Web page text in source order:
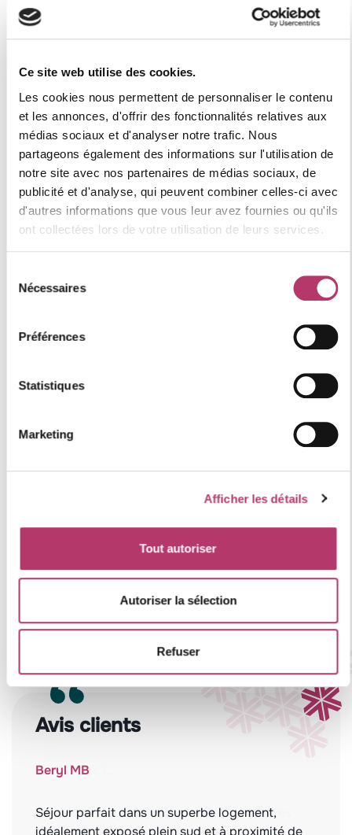
Ce site web utilise des cookies.
Les cookies nous permettent de personnaliser le contenu
et les annonces, d'offrir des fonctionnalités relatives aux
médias sociaux et d'analyser notre trafic. Nous
partageons également des informations sur l'utilisation de
notre site avec nos partenaires de médias sociaux, de
publicité et d'analyse, qui peuvent combiner celles-ci avec
d'autres informations que vous leur avez fournies ou qu'ils
ont collectées lors de votre utilisation de leurs services.
Nécessaires
Préférences
Statistiques
Marketing
Afficher les détails
Tout autoriser
Autoriser la sélection
Refuser
Catégorie : CONFORT
73257003888AK
Où se situe le logement
+
Les informations sur les risques auxquels ce bien est
exposé sont disponibles sur le site
Géorisqueshttps://www.georisques.gouv.fr.
Avis clients
Beryl MB
Séjour parfait dans un superbe logement,
idéalement exposé plein sud et à proximité de